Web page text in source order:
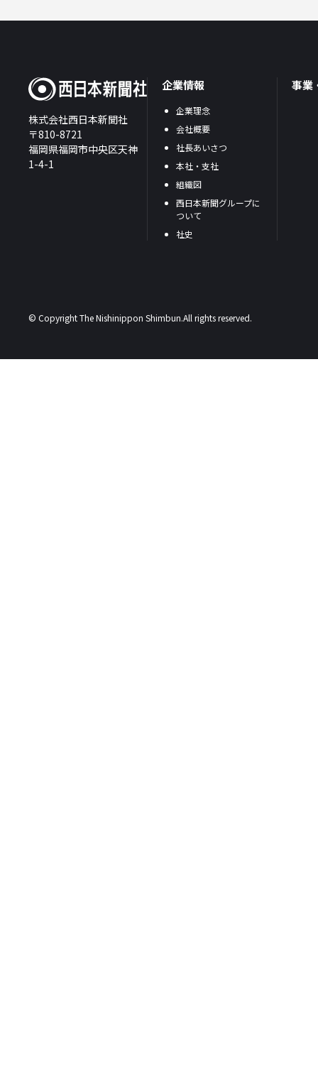
株式会社西日本新聞社
〒810-8721
福岡県福岡市中央区天神
1-4-1
企業情報
企業理念
会社概要
社長あいさつ
本社・支社
組織図
西日本新聞グループに
ついて
社史
事業
© Copyright The Nishinippon Shimbun.All rights reserved.